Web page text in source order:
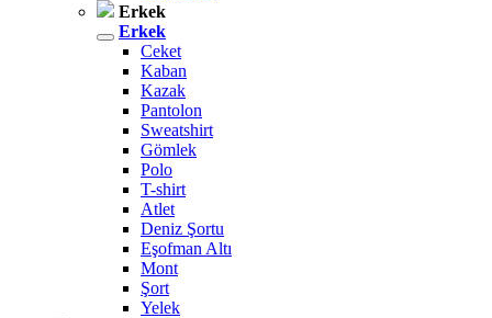
Erkek
Erkek
Ceket
Kaban
Kazak
Pantolon
Sweatshirt
Gömlek
Polo
T-shirt
Atlet
Deniz Şortu
Eşofman Altı
Mont
Şort
Yelek